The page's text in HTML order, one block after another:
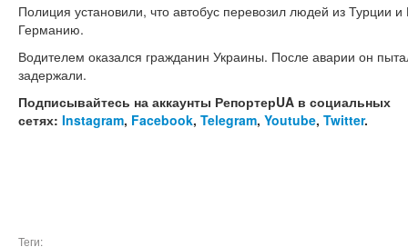
Полиция установили, что автобус перевозил людей из Турции
Германию.
Водителем оказался гражданин Украины. После аварии он
задержали.
Подписывайтесь на аккаунты РепортерUA в социальных
сетях: Instagram, Facebook, Telegram, Youtube, Twitter.
Теги: